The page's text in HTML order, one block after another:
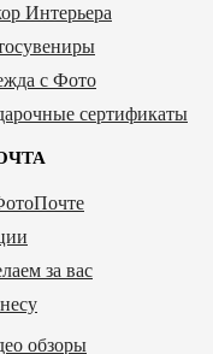
Интерьера
с Фото
сертификаты
за вас
обзоры